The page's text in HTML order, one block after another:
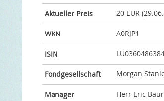
Aktueller Preis 20 EUR
WKN A0RJP1
ISIN LU0360486384
Fondgesellschaft Morgan
Manager Herr Eric